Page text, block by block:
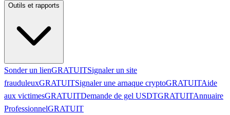
Outils et rapports
Sonder un lienGRATUITSignaler un site
frauduleuxGRATUITSignaler une arnaque cryptoGRATUITAide
aux victimesGRATUITDemande de gel USDTGRATUITAnnuaire
ProfessionnelGRATUIT